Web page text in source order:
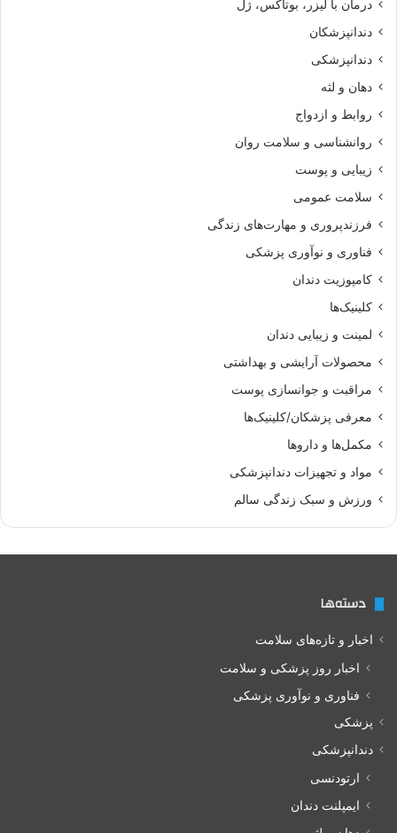
درمان با لیزر، بوتاکس، ژل
دندانپزشکان
دندانپزشکی
دهان و لثه
روابط و ازدواج
روانشناسی و سلامت روان
زیبایی و پوست
سلامت عمومی
فرزندپروری و مهارت‌های زندگی
فناوری و نوآوری پزشکی
کامپوزیت دندان
کلینیک‌ها
لمینت و زیبایی دندان
محصولات آرایشی و بهداشتی
مراقبت و جوانسازی پوست
معرفی پزشکان/کلینیک‌ها
مکمل‌ها و داروها
مواد و تجهیزات دندانپزشکی
ورزش و سبک زندگی سالم
دسته‌ها
اخبار و تازه‌های سلامت
اخبار روز پزشکی و سلامت
فناوری و نوآوری پزشکی
پزشکی
دندانپزشکی
ارتودنسی
ایمپلنت دندان